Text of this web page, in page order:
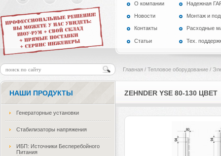
О компании
Новости
Контакты
Статьи
Надежная
Монтаж и
Расходные
Тех.
Главная / Тепловое оборудование /
НАШИ ПРОДУКТЫ
Генераторные установки
Стабилизаторы напряжения
ИБП: Источники Бесперебойного
Питания
ZEHNDER YSE 80-130 ЦВЕТ